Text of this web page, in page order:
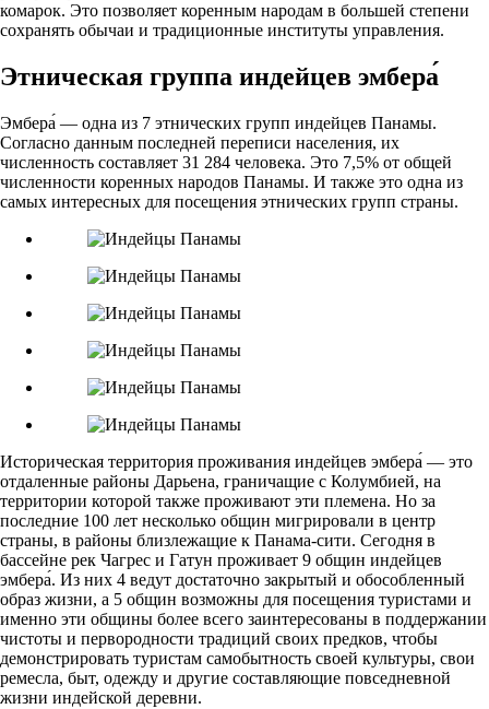
комарок. Это позволяет коренным народам в большей степени
сохранять обычаи и традиционные институты управления.
Этническая группа индейцев эмбера́
Эмбера́ — одна из 7 этнических групп индейцев Панамы.
Согласно данным последней переписи населения, их
численность составляет 31 284 человека. Это 7,5% от общей
численности коренных народов Панамы. И также это одна из
самых интересных для посещения этнических групп страны.
Историческая территория проживания индейцев эмбера́ — это
отдаленные районы Дарьена, граничащие с Колумбией, на
территории которой также проживают эти племена. Но за
последние 100 лет несколько общин мигрировали в центр
страны, в районы близлежащие к Панама-сити. Сегодня в
бассейне рек Чагрес и Гатун проживает 9 общин индейцев
эмбера́. Из них 4 ведут достаточно закрытый и обособленный
образ жизни, а 5 общин возможны для посещения туристами и
именно эти общины более всего заинтересованы в поддержании
чистоты и первородности традиций своих предков, чтобы
демонстрировать туристам самобытность своей культуры, свои
ремесла, быт, одежду и другие составляющие повседневной
жизни индейской деревни.